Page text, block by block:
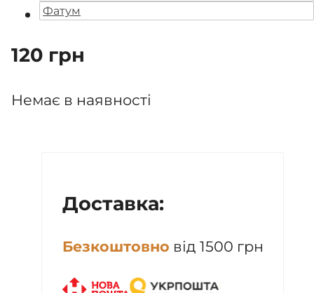
Фатум
120 грн
Немає в наявності
Доставка:
Безкоштовно від 1500 грн